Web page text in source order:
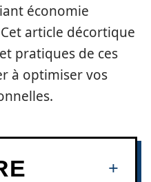
économie
article décortique
pratiques de ces
à optimiser vos